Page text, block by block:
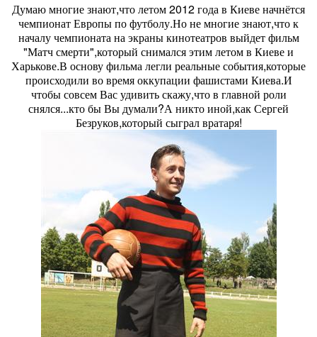
Думаю многие знают,что летом 2012 года в Киеве начнётся
чемпионат Европы по футболу.Но не многие знают,что к
началу чемпионата на экраны кинотеатров выйдет фильм
"Матч смерти",который снимался этим летом в Киеве и
Харькове.В основу фильма легли реальные события,которые
происходили во время оккупации фашистами Киева.И
чтобы совсем Вас удивить скажу,что в главной роли
снялся...кто бы Вы думали?А никто иной,как Сергей
Безруков,который сыграл вратаря!